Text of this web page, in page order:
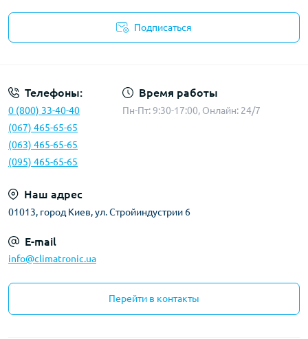
Подписаться
Телефоны:
0 (800) 33-40-40
(067) 465-65-65
(063) 465-65-65
(095) 465-65-65
Время работы
Пн-Пт: 9:30-17:00, Онлайн: 24/7
Наш адрес
01013, город Киев, ул. Стройиндустрии 6
E-mail
info@climatronic.ua
Перейти в контакты